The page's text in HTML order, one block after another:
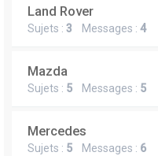
Land Rover
Sujets : 3 Messages : 4
Mazda
Sujets : 5 Messages : 5
Mercedes
Sujets : 5 Messages : 6